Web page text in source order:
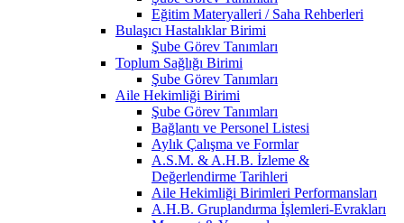
Eğitim Materyalleri / Saha Rehberleri
Bulaşıcı Hastalıklar Birimi
Şube Görev Tanımları
Toplum Sağlığı Birimi
Şube Görev Tanımları
Aile Hekimliği Birimi
Şube Görev Tanımları
Bağlantı ve Personel Listesi
Aylık Çalışma ve Formlar
A.S.M. & A.H.B. İzleme &
Değerlendirme Tarihleri
Aile Hekimliği Birimleri Performansları
A.H.B. Gruplandırma İşlemleri-Evrakları